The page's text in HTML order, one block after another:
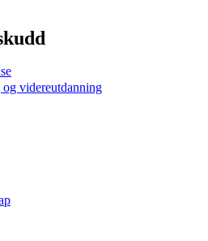
videreutdanning